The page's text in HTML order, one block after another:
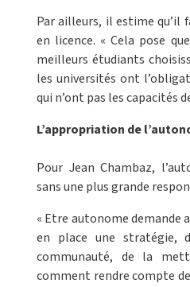
Par ailleurs, il estime qu’il
en licence. « Cela pose
meilleurs étudiants
les universités ont
qui n’ont pas les capacités
L’appropriation de
Pour Jean Chambaz,
sans une plus grande
« Etre autonome demande
en place une stratégie,
communauté, de la
comment rendre compte